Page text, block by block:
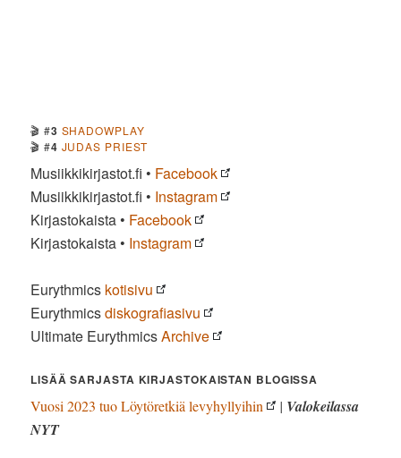
🎬 #3 SHADOWPLAY
🎬 #4 JUDAS PRIEST
Musiikkikirjastot.fi • Facebook
Musiikkikirjastot.fi • Instagram
Kirjastokaista • Facebook
Kirjastokaista • Instagram
Eurythmics kotisivu
Eurythmicsdiskografiasivu
Ultimate EurythmicsArchive
LISÄÄ SARJASTA KIRJASTOKAISTAN BLOGISSA
Vuosi 2023 tuo Löytöretkiä levyhyllyihin | Valokeilassa
NYT